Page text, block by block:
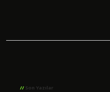
Son Yazılar